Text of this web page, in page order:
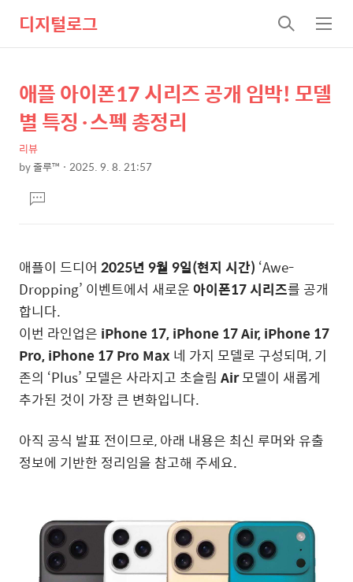
디지털로그
검
색
메
뉴
상
세
컨
텐
본
문
제
목
애플 아이폰17 시리즈 공개 임박! 모델
별 특징·스펙 총정리
리뷰
by줄루™ 2025. 9. 8. 21:57
문댓
글
애플이 드디어 2025년 9월 9일(현지 시간) ‘Awe-
Dropping’ 이벤트에서 새로운아이폰17 시리즈를 공개
합니다.
이번 라인업은 iPhone 17, iPhone 17 Air, iPhone 17
Pro, iPhone 17 Pro Max 네 가지 모델로 구성되며, 기
존의 ‘Plus’ 모델은 사라지고 초슬림 Air모델이 새롭게
추가된 것이 가장 큰 변화입니다.
아직 공식 발표 전이므로, 아래 내용은 최신 루머와 유출
정보에 기반한 정리임을 참고해 주세요.